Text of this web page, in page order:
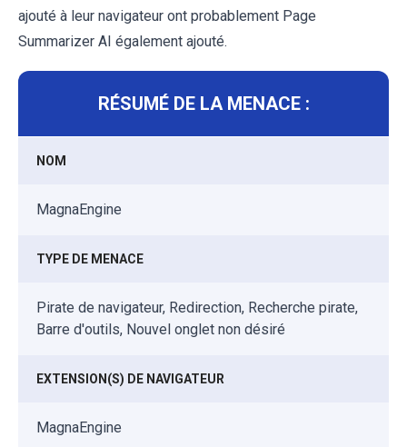
ajouté à leur navigateur ont probablement Page
Summarizer AI également ajouté.
RÉSUMÉ DE LA MENACE :
NOM
MagnaEngine
TYPE DE MENACE
Pirate de navigateur, Redirection, Recherche pirate,
Barre d'outils, Nouvel onglet non désiré
EXTENSION(S) DE NAVIGATEUR
MagnaEngine